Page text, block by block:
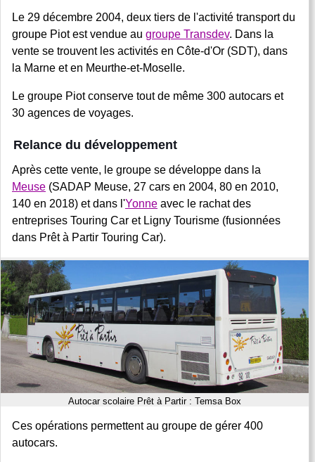
Le 29 décembre 2004, deux tiers de l'activité transport du
groupe Piot est vendue au groupe Transdev. Dans la
vente se trouvent les activités en Côte-d'Or (SDT), dans
la Marne et en Meurthe-et-Moselle.
Le groupe Piot conserve tout de même 300 autocars et
30 agences de voyages.
Relance du développement
Après cette vente, le groupe se développe dans la
Meuse (SADAP Meuse, 27 cars en 2004, 80 en 2010,
140 en 2018) et dans l'Yonne avec le rachat des
entreprises Touring Car et Ligny Tourisme (fusionnées
dans Prêt à Partir Touring Car).
Autocar scolaire Prêt à Partir : Temsa Box
Ces opérations permettent au groupe de gérer 400
autocars.